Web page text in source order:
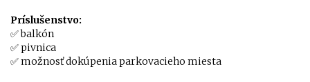
Príslušenstvo:
✅ balkón
✅ pivnica
✅ možnosť dokúpenia parkovacieho miesta